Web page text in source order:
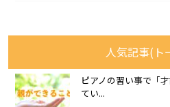
人気記事(ト
ピアノの習い事で「
てい...